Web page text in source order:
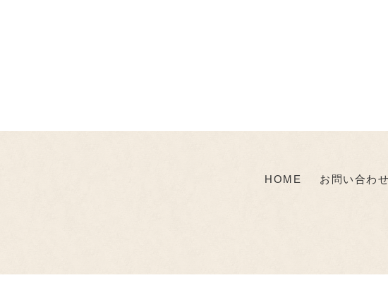
HOME お問い合わせ